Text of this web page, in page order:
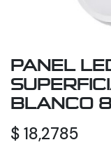
PANEL
BLANCO
$ 18,2785